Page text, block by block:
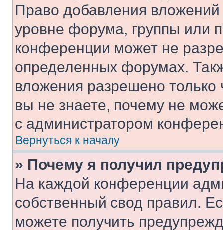
Право добавления
уровне форума, группы или
конференции может не
определенных форумах.
вложения разрешено
вы не знаете, почему не
с администратором
Вернуться к началу
» Почему я получил
На каждой конференции
собственный свод правил.
можете получить